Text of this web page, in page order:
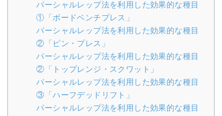
パーシャルレップ法を利用した効果的な種目
①「ボードベンチプレス」
パーシャルレップ法を利用した効果的な種目
②「ピン・プレス」
パーシャルレップ法を利用した効果的な種目
②「トップレンジ・スクワット」
パーシャルレップ法を利用した効果的な種目
③「ハーフデッドリフト」
パーシャルレップ法を利用した効果的な種目